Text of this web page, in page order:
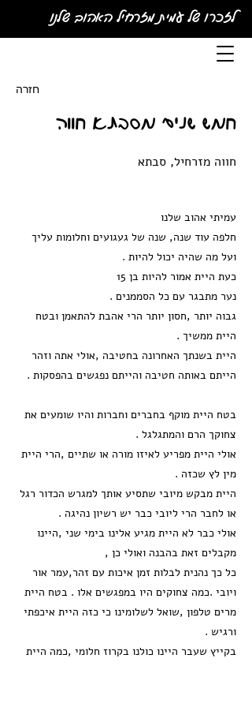
לזכרו של עמית מזרחיל האהוב שלנו
חזרה
חמש שנים מסבתא חווה
חווה מזרחיל, סבתא
עמיתי אהוב שלנו
חלפה עוד שנה, שנה של געגועים וחלומות עליך
ועל מה שהיה יכול להיות .
כעת היית אמור להיות בן 15
נער מתבגר עם כל הסממנים .
גבוה יותר ,חסון יותר הרי אהבת להתאמן ובטח
היית ממשיך .
היית בשנתך האחרונה בחטיבה ,אולי אתה וזהר
הייתם באותה חטיבה והייתם נפגשים בהפסקות .
בטח היית מוקף בחברים וחברות והיו שומעים את
צחוקך הרם והמתגלגל .
אולי היית מפריע לאיזו מורה או שתיים ,הרי היית
מין לץ שכזה .
היית מבקש מיובי שתסיע אותך למגרש הכדור רגל
או לחבר הרי ליובי כבר יש רשיון נהיגה .
אולי כבר לא היית מגיע אלינו בימי שני ,היינו
מקבלים זאת בהבנה ואולי כן ,
כל כך נהנית לבלות זמן איכות עם זהר,עמר אור
ויובי .כמה צחוקים היו במפגשים אלו . בטח היית
מרים טלפון ,שואל לשלומינו כי כזה היית איכפתי
ורגיש .
בקייץ שעבר היינו כולנו בקרוז חלומי ,כמה היית